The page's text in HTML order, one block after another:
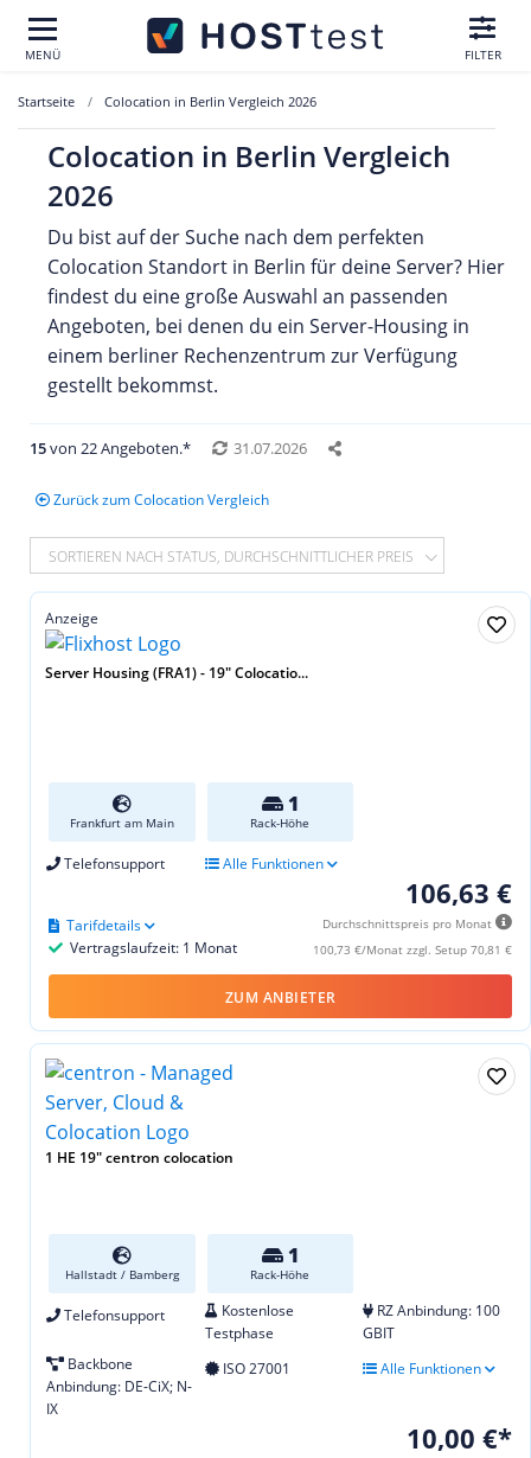
MENÜ FILTER
Startseite Colocation in Berlin Vergleich 2026
Colocation in Berlin Vergleich
2026
Du bist auf der Suche nach dem perfekten
Colocation Standort in Berlin für deine Server? Hier
findest du eine große Auswahl an passenden
Angeboten, bei denen du ein Server-Housing in
einem berliner Rechenzentrum zur Verfügung
gestellt bekommst.
15von 22 Angeboten.* 31.07.2026
Zurück zum Colocation Vergleich
SORTIEREN NACH STATUS, DURCHSCHNITTLICHER PREIS
Anzeige
Server Housing (FRA1) - 19″ Colocatio...
Frankfurt am Main
1
Rack-Höhe
Telefonsupport Alle Funktionen
106,63 €
Durchschnittspreis pro Monat
100,73 €/Monat zzgl. Setup 70,81 €
Vertragslaufzeit: 1 Monat
Tarifdetails
ZUM ANBIETER
1 HE 19" centron colocation
Hallstadt / Bamberg
1
Rack-Höhe
Telefonsupport
Kostenlose
Testphase
RZ Anbindung: 100
GBIT
Backbone
Anbindung: DE-CiX; N-
IX
ISO 27001 Alle Funktionen
10,00 €*